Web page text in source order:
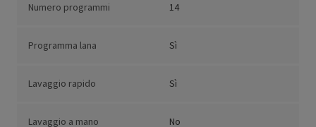
Numero programmi 14
Programma lana Sì
Lavaggio rapido Sì
Lavaggio a mano No